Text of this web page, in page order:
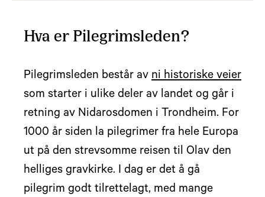
Hva er Pilegrimsleden?
Pilegrimsleden består av ni historiske veier
som starter i ulike deler av landet og går i
retning av Nidarosdomen i Trondheim. For
1000 år siden la pilegrimer fra hele Europa
ut på den strevsomme reisen til Olav den
helliges gravkirke. I dag er det å gå
pilegrim godt tilrettelagt, med mange